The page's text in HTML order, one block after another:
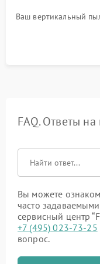
Ваш вертикальный
FAQ. Ответы
Вы можете
часто
сервисный центр
+7 (495) 023-73-25
вопрос.